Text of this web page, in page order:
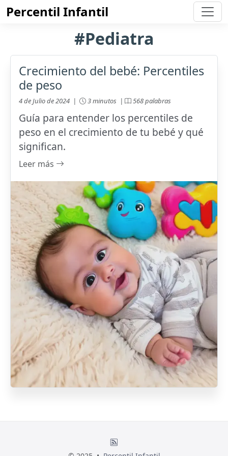
Percentil Infantil
#Pediatra
Crecimiento del bebé: Percentiles
de peso
4 de Julio de 2024 | 3 minutos | 568 palabras
Guía para entender los percentiles de
peso en el crecimiento de tu bebé y qué
significan.
Leer más